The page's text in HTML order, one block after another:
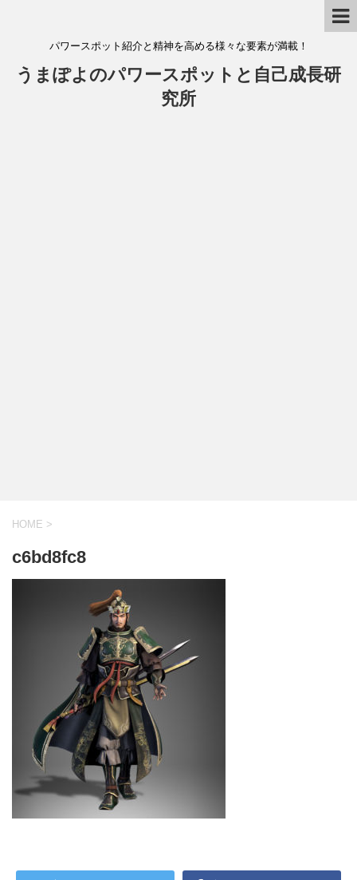
パワースポット紹介と精神を高める様々な要素が満載！
うまぽよのパワースポットと自己成長研
究所
HOME >
c6bd8fc8